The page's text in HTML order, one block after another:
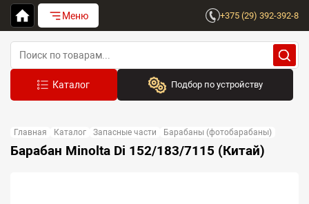
Меню +375 (29) 392-392-8
Подбор по устройству
Выберите бренд
Главная Каталог Запасные части Барабаны (фотобарабаны)
Барабан Minolta Di 152/183/7115 (Китай)